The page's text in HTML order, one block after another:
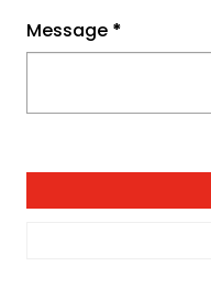
Message *